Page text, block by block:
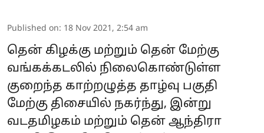
Published on: 18 Nov 2021, 2:54 am
தென் கிழக்கு மற்றும் தென் மேற்கு
வங்கக்கடலில் நிலைகொண்டுள்ள
குறைந்த காற்றழுத்த தாழ்வு பகுதி
மேற்கு திசையில் நகர்ந்து, இன்று
வடதமிழகம் மற்றும் தென் ஆந்திரா